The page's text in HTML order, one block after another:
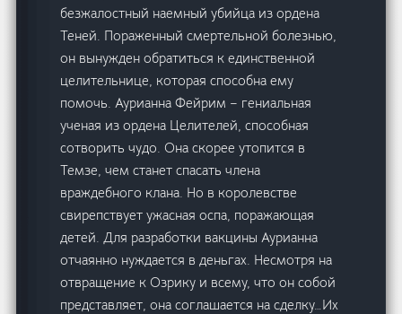
безжалостный наемный убийца из ордена
Теней. Пораженный смертельной болезнью,
он вынужден обратиться к единственной
целительнице, которая способна ему
помочь. Аурианна Фейрим – гениальная
ученая из ордена Целителей, способная
сотворить чудо. Она скорее утопится в
Темзе, чем станет спасать члена
враждебного клана. Но в королевстве
свирепствует ужасная оспа, поражающая
детей. Для разработки вакцины Аурианна
отчаянно нуждается в деньгах. Несмотря на
отвращение к Озрику и всему, что он собой
представляет, она соглашается на сделку…Их